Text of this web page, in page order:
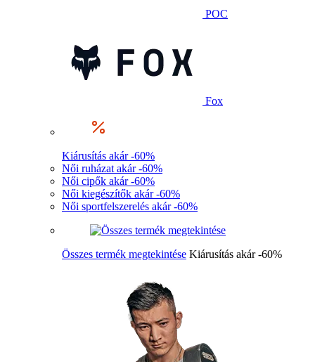
POC
Fox
Kiárusítás akár -60%
Női ruházat akár -60%
Női cipők akár -60%
Női kiegészítők akár -60%
Női sportfelszerelés akár -60%
Összes termék megtekintése Kiárusítás akár -60%